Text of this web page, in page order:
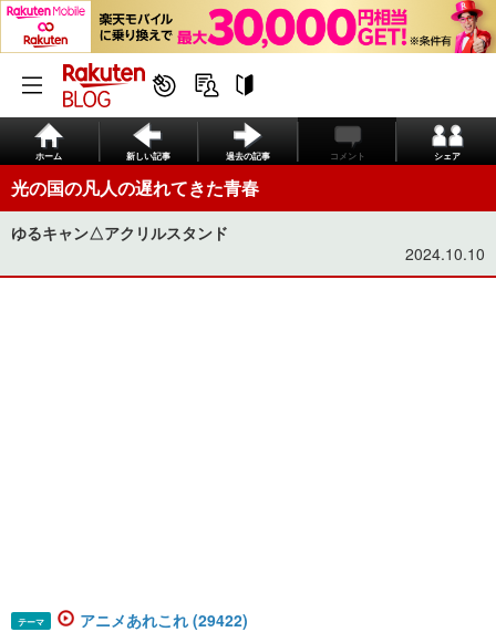
ホーム 新しい記事 過去の記事 コメント シェア
光の国の凡人の遅れてきた青春
ゆるキャン△アクリルスタンド
2024.10.10
テーマ アニメあれこれ (29422)